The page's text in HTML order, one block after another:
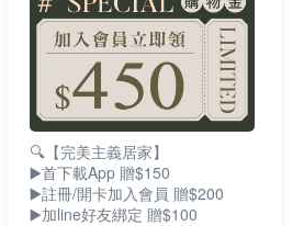
🔍【完美主義居家】
▶️首下載App 贈$150
▶️註冊/開卡加入會員 贈$200
▶️加line好友綁定 贈$100